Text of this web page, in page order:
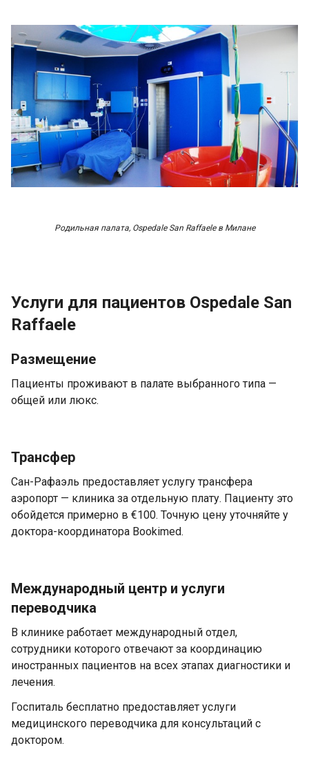
Родильная палата, Ospedale San Raffaele в Милане
Услуги для пациентов Ospedale San
Raffaele
Размещение
Пациенты проживают в палате выбранного типа —
общей или люкс.
Трансфер
Сан-Рафаэль предоставляет услугу трансфера
аэропорт — клиника за отдельную плату. Пациенту это
обойдется примерно в €100. Точную цену уточняйте у
доктора-координатора Bookimed.
Международный центр и услуги
переводчика
В клинике работает международный отдел,
сотрудники которого отвечают за координацию
иностранных пациентов на всех этапах диагностики и
лечения.
Госпиталь бесплатно предоставляет услуги
медицинского переводчика для консультаций с
доктором.